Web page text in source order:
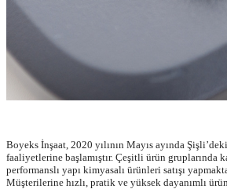
Boyeks İnşaat, 2020 yılının Mayıs ayında
faaliyetlerine başlamıştır. Çeşitli ürün gruplarında
performanslı yapı kimyasalı ürünleri satışı
Müşterilerine hızlı, pratik ve yüksek dayanımlı